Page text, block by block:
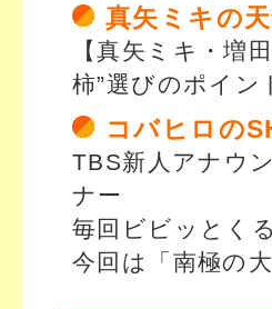
真矢ミキの
【真矢ミキ・増
柿”選びのポイン
コバヒロの
TBS新人アナウ
ナー
毎回ビビッとく
今回は「南極の